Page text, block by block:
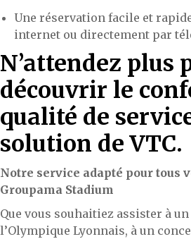
Une réservation facile et
internet ou directement par
N’attendez plus
découvrir le
qualité de
solution de VTC.
Notre service adapté pour tous
Groupama Stadium
Que vous souhaitiez assister à
l’Olympique Lyonnais, à un